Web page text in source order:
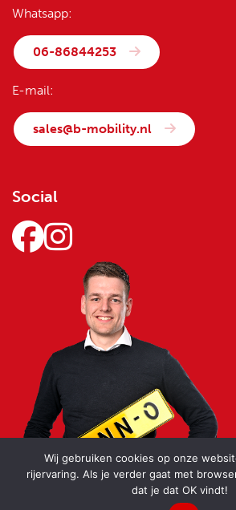
Whatsapp:
06-86844253
E-mail:
sales@b-mobility.nl
Social
Wij gebruiken cookies op onze
rijervaring. Als je verder gaat met
dat je dat OK vindt!